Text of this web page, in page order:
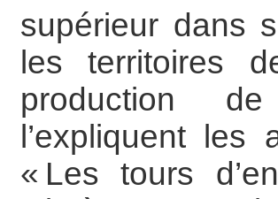
supérieur dans
les territoires
production
l’expliquent les
« Les tours